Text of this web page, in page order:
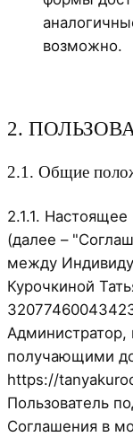
возможно.
2.
2.1. Общие
2.1.1.
(далее –
между
Курочкиной
получающими
https://
Пользователь
Соглашения в